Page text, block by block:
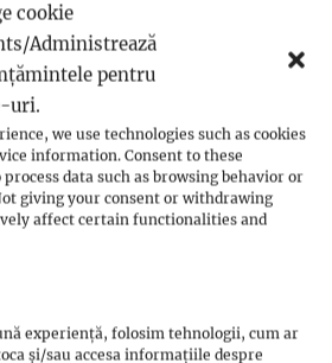
cookie
Administrează
pentru
uri.
we use technologies such as cookies
information. Consent to these
data such as browsing behavior or
giving your consent or withdrawing
affect certain functionalities and
experiență, folosim tehnologii, cum ar
și/sau accesa informațiile despre
Rroma
(1)
tradiții și meșteșuguri (1)
trupei Pheonix(1)
tradiții și istorie(1)
(1)